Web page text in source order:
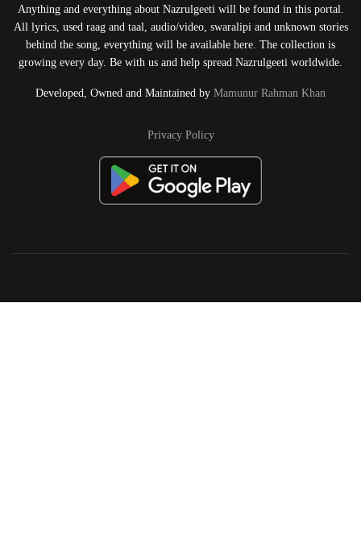
Anything and everything about Nazrulgeeti will be found in this portal.
All lyrics, used raag and taal, audio/video, swaralipi and unknown stories
behind the song, everything will be available here. The collection is
growing every day. Be with us and help spread Nazrulgeeti worldwide.
Developed, Owned and Maintained by Mamunur Rahman Khan
Privacy Policy